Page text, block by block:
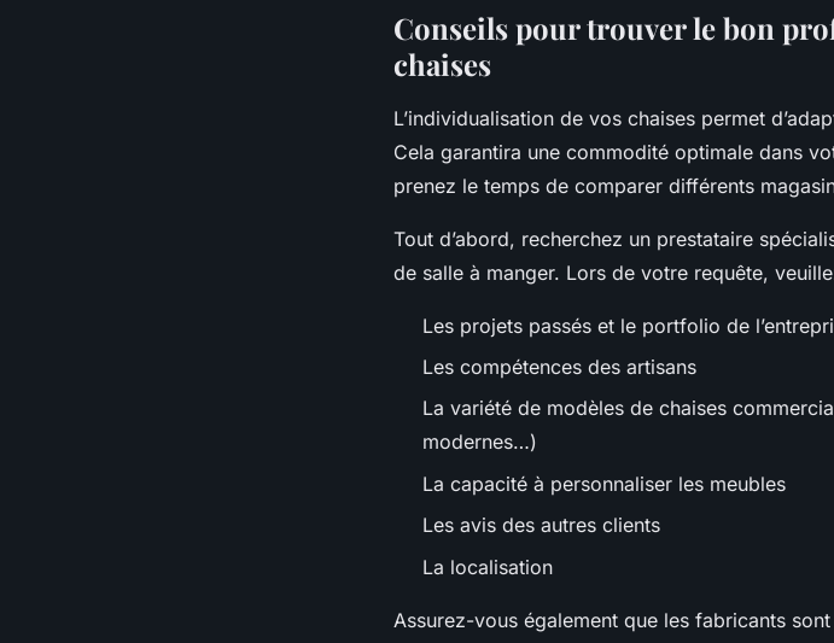
Conseils pour trouver le bon
chaises
L’individualisation de vos chaises permet
Cela garantira une commodité optimale dans
prenez le temps de comparer différents
Tout d’abord, recherchez un prestataire
de salle à manger. Lors de votre requête,
Les projets passés et le portfolio de
Les compétences des artisans
La variété de modèles de chaises
modernes…)
La capacité à personnaliser les meubles
Les avis des autres clients
La localisation
Assurez-vous également que les fabricants